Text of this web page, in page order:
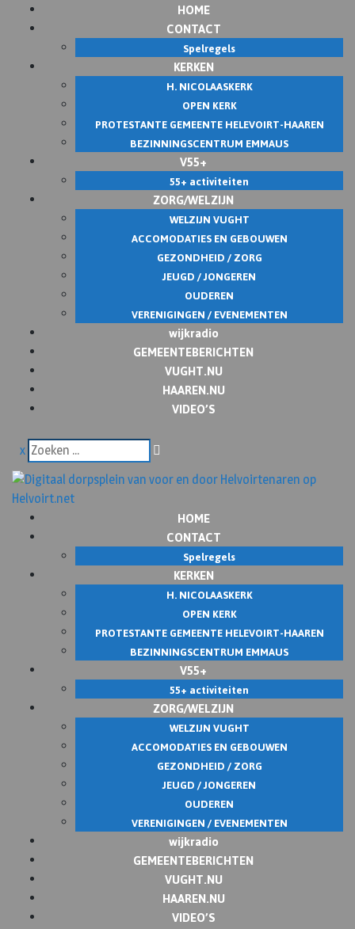
HOME
CONTACT
Spelregels
KERKEN
H. NICOLAASKERK
OPEN KERK
PROTESTANTE GEMEENTE HELEVOIRT-HAAREN
BEZINNINGSCENTRUM EMMAUS
V55+
55+ activiteiten
ZORG/WELZIJN
WELZIJN VUGHT
ACCOMODATIES EN GEBOUWEN
GEZONDHEID / ZORG
JEUGD / JONGEREN
OUDEREN
VERENIGINGEN / EVENEMENTEN
wijkradio
GEMEENTEBERICHTEN
VUGHT.NU
HAAREN.NU
VIDEO’S
x
HOME
CONTACT
Spelregels
KERKEN
H. NICOLAASKERK
OPEN KERK
PROTESTANTE GEMEENTE HELEVOIRT-HAAREN
BEZINNINGSCENTRUM EMMAUS
V55+
55+ activiteiten
ZORG/WELZIJN
WELZIJN VUGHT
ACCOMODATIES EN GEBOUWEN
GEZONDHEID / ZORG
JEUGD / JONGEREN
OUDEREN
VERENIGINGEN / EVENEMENTEN
wijkradio
GEMEENTEBERICHTEN
VUGHT.NU
HAAREN.NU
VIDEO’S